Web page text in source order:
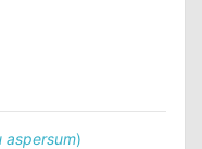
aspersum)